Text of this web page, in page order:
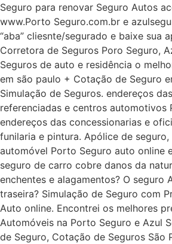
Seguro para renovar Seguro Autos
www.Porto Seguro.com.br e
“aba” cliesnte/segurado e baixe sua
Corretora de Seguros Poro Seguro,
Seguros de auto e residência o
em são paulo + Cotação de Seguro
Simulação de Seguros. endereços
referenciadas e centros automotivos
endereços das concessionarias e
funilaria e pintura. Apólice de
automóvel Porto Seguro auto online
seguro de carro cobre danos da
enchentes e alagamentos? O seguro
traseira? Simulação de Seguro com
Auto online. Encontrei os melhores
Automóveis na Porto Seguro e Azul
de Seguro, Cotação de Seguros São